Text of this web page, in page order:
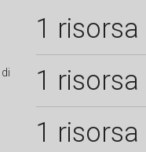
1 risorsa
di 1 risorsa
1 risorsa